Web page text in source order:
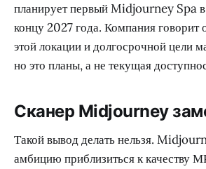
планирует первый Midjourney Spa
концу 2027 года. Компания говорит
этой локации и долгосрочной цели
но это планы, а не текущая
Сканер Midjourney
Такой вывод делать нельзя.
амбицию приблизиться к качеству